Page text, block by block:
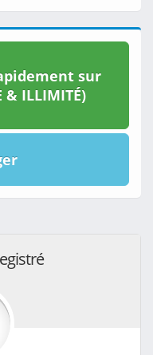
sur
& ILLIMITÉ)